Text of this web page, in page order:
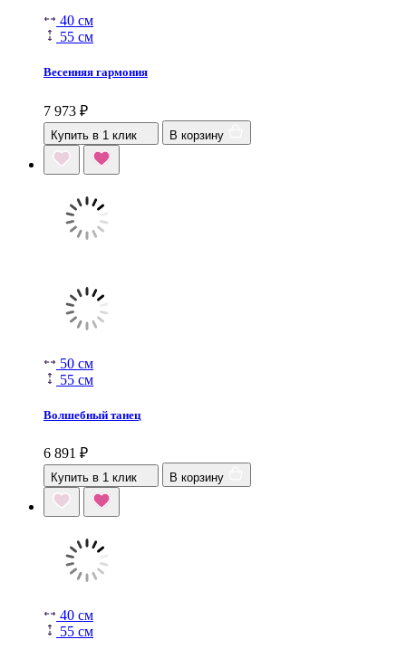
40 см
55 см
Весенняя гармония
7 973 ₽
Купить в 1 клик В корзину
50 см
55 см
Волшебный танец
6 891 ₽
Купить в 1 клик В корзину
40 см
55 см